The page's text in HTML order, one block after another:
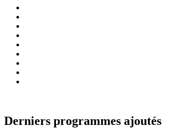
Derniers programmes ajoutés